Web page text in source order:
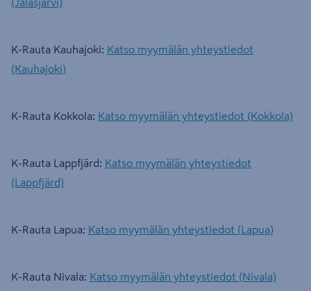
K-Rauta Kauhajoki: Katso myymälän yhteystiedot
(Kauhajoki)
K-Rauta Kokkola: Katso myymälän yhteystiedot (Kokkola)
K-Rauta Lappfjärd: Katso myymälän yhteystiedot
(Lappfjärd)
K-Rauta Lapua: Katso myymälän yhteystiedot (Lapua)
K-Rauta Nivala: Katso myymälän yhteystiedot (Nivala)